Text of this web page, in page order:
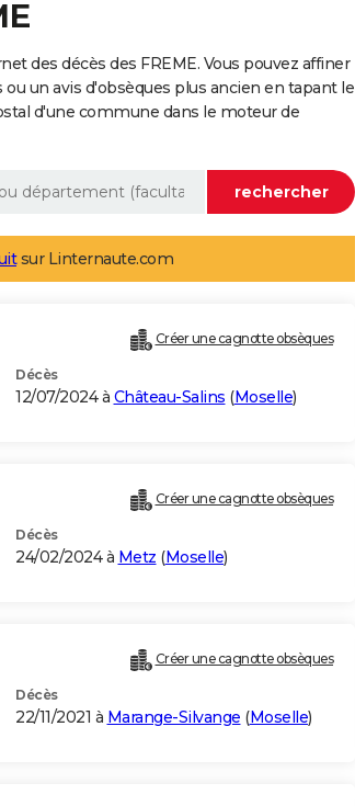
des décès des FREME. Vous pouvez affiner
un avis d'obsèques plus ancien en tapant le
d'une commune dans le moteur de
sur Linternaute.com
Créer une cagnotte obsèques
Décès
12/07/2024 à Château-Salins (Moselle)
Créer une cagnotte obsèques
Décès
24/02/2024 à Metz (Moselle)
Créer une cagnotte obsèques
Décès
22/11/2021 à Marange-Silvange (Moselle)